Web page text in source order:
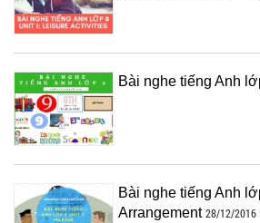
Bài nghe tiếng Anh
Bài nghe tiếng Anh
Arrangement28/12/2016